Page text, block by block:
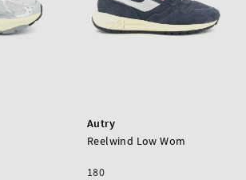
Autry
Reelwind Low Wom
180